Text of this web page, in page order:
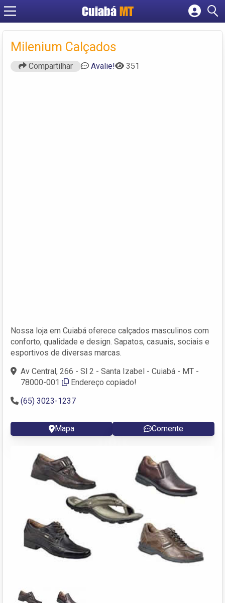
Cuiabá MT
Cadastrar empresa
Criar conta
Milenium Calçados
Compartilhar Avalie! 351
Nossa loja em Cuiabá oferece calçados masculinos com
conforto, qualidade e design. Sapatos, casuais, sociais e
esportivos de diversas marcas.
Av Central, 266 - Sl 2 - Santa Izabel - Cuiabá - MT -
78000-001
Endereço copiado!
(65) 3023-1237
Mapa Comente